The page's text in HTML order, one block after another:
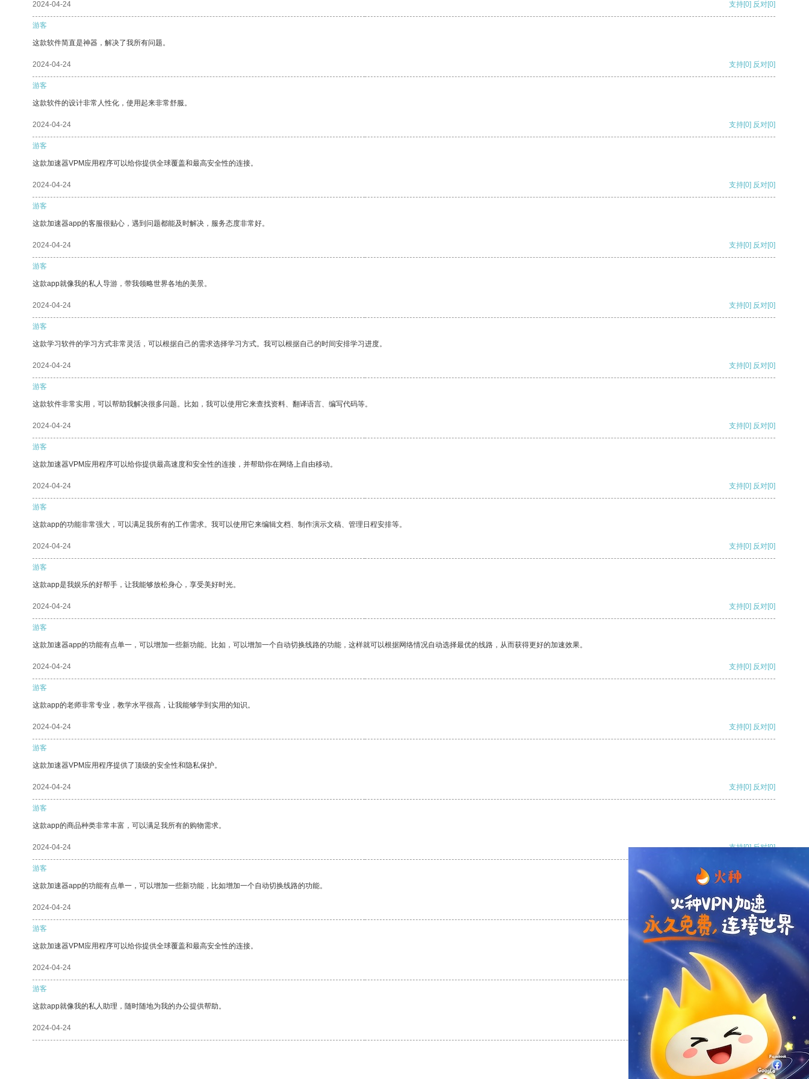
2024-04-24 支持[0] 反对[0]
游客
这款软件简直是神器，解决了我所有问题。
2024-04-24 支持[0] 反对[0]
游客
这款软件的设计非常人性化，使用起来非常舒服。
2024-04-24 支持[0] 反对[0]
游客
这款加速器VPM应用程序可以给你提供全球覆盖和最高安全性的连接。
2024-04-24 支持[0] 反对[0]
游客
这款加速器app的客服很贴心，遇到问题都能及时解决，服务态度非常好。
2024-04-24 支持[0] 反对[0]
游客
这款app就像我的私人导游，带我领略世界各地的美景。
2024-04-24 支持[0] 反对[0]
游客
这款学习软件的学习方式非常灵活，可以根据自己的需求选择学习方式。我可以根据自己的时间安排学习进度。
2024-04-24 支持[0] 反对[0]
游客
这款软件非常实用，可以帮助我解决很多问题。比如，我可以使用它来查找资料、翻译语言、编写代码等。
2024-04-24 支持[0] 反对[0]
游客
这款加速器VPM应用程序可以给你提供最高速度和安全性的连接，并帮助你在网络上自由移动。
2024-04-24 支持[0] 反对[0]
游客
这款app的功能非常强大，可以满足我所有的工作需求。我可以使用它来编辑文档、制作演示文稿、管理日程安排等。
2024-04-24 支持[0] 反对[0]
游客
这款app是我娱乐的好帮手，让我能够放松身心，享受美好时光。
2024-04-24 支持[0] 反对[0]
游客
这款加速器app的功能有点单一，可以增加一些新功能。比如，可以增加一个自动切换线路的功能，这样就可以根据网络情况自动选择最优的线路，从而获得更好的加速效果。
2024-04-24 支持[0] 反对[0]
游客
这款app的老师非常专业，教学水平很高，让我能够学到实用的知识。
2024-04-24 支持[0] 反对[0]
游客
这款加速器VPM应用程序提供了顶级的安全性和隐私保护。
2024-04-24 支持[0] 反对[0]
游客
这款app的商品种类非常丰富，可以满足我所有的购物需求。
2024-04-24 支持[0] 反对[0]
游客
这款加速器app的功能有点单一，可以增加一些新功能，比如增加一个自动切换线路的功能。
2024-04-24 支持[0] 反对
游客
这款加速器VPM应用程序可以给你提供全球覆盖和最高安全性的连接。
2024-04-24 支持
游客
这款app就像我的私人助理，随时随地为我的办公提供帮助。
2024-04-24 支持 反对 [0]